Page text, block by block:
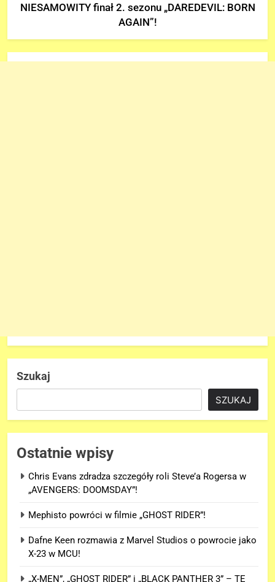
NIESAMOWITY finał 2. sezonu „DAREDEVIL: BORN
AGAIN”!
Szukaj
SZUKAJ
Ostatnie wpisy
Chris Evans zdradza szczegóły roli Steve’a Rogersa w
„AVENGERS: DOOMSDAY”!
Mephisto powróci w filmie „GHOST RIDER”!
Dafne Keen rozmawia z Marvel Studios o powrocie jako
X-23 w MCU!
„X-MEN”, „GHOST RIDER” i „BLACK PANTHER 3” – TE